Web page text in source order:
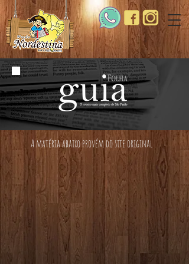
A matéria abaixo provém do site original